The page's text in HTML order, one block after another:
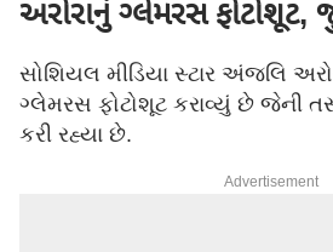
અરોરાનું ગ્લેમરસ
સોશિયલ મીડિયા સ્ટાર અંજલિ
ગ્લેમરસ ફોટોશૂટ કરાવ્યું છે જેની
કરી રહ્યા છે.
Advertisement